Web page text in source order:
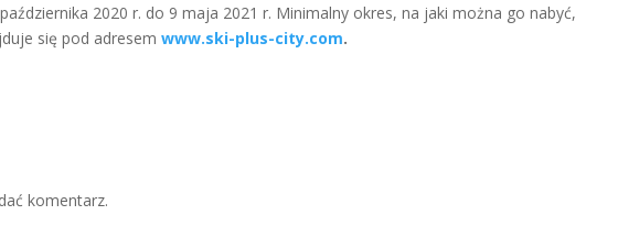
2020 r. do 9 maja 2021 r. Minimalny okres, na jaki można go nabyć,
się pod adresemwww.ski-plus-city.com.
komentarz.